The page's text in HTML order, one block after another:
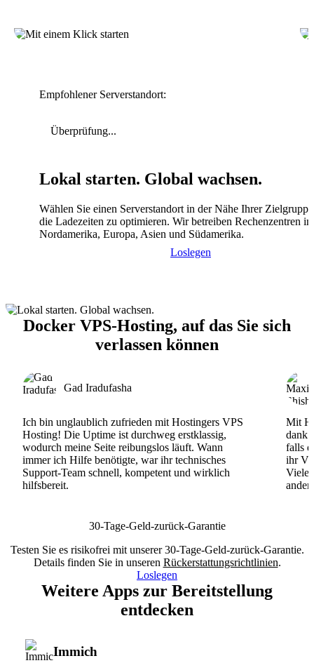
Empfohlener Serverstandort:
Überprüfung...
Lokal starten. Global wachsen.
Wählen Sie einen Serverstandort in der Nähe Ihrer
die Ladezeiten zu optimieren. Wir betreiben Rechenzentren in
Nordamerika, Europa, Asien und Südamerika.
Loslegen
Docker VPS-Hosting, auf das Sie sich
verlassen können
Gad Iradufasha
Ich bin unglaublich zufrieden mit Hostingers VPS
Hosting! Die Uptime ist durchweg erstklassig,
wodurch meine Seite reibungslos läuft. Wann
immer ich Hilfe benötigte, war ihr technisches
Support-Team schnell, kompetent und wirklich
hilfsbereit.
Mit
dank
falls
ihr
30-Tage-Geld-zurück-Garantie
Testen Sie es risikofrei mit unserer 30-Tage-Geld-zurück-Garantie.
Details finden Sie in unseren Rückerstattungsrichtlinien.
Loslegen
Weitere Apps zur Bereitstellung
entdecken
Immich